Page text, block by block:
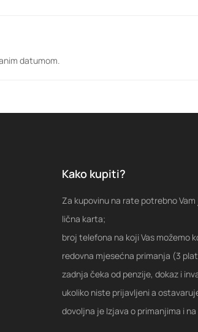
datumom.
Kako kupiti?
Za kupovinu na rate potrebno Vam
lična karta;
broj telefona na koji Vas možemo
redovna mjesećna primanja (3
zadnja čeka od penzije, dokaz i
ukoliko niste prijavljeni a
dovoljna je Izjava o primanjima i